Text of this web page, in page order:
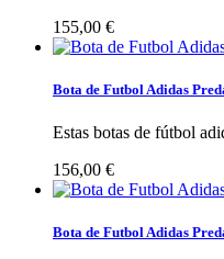
155,00 €
Bota de Futbol Adidas
Estas botas de fútbol
156,00 €
Bota de Futbol Adidas